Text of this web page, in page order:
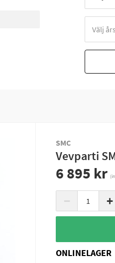
SMC
Vevparti
6 895 kr
− +
ONLINELAGER